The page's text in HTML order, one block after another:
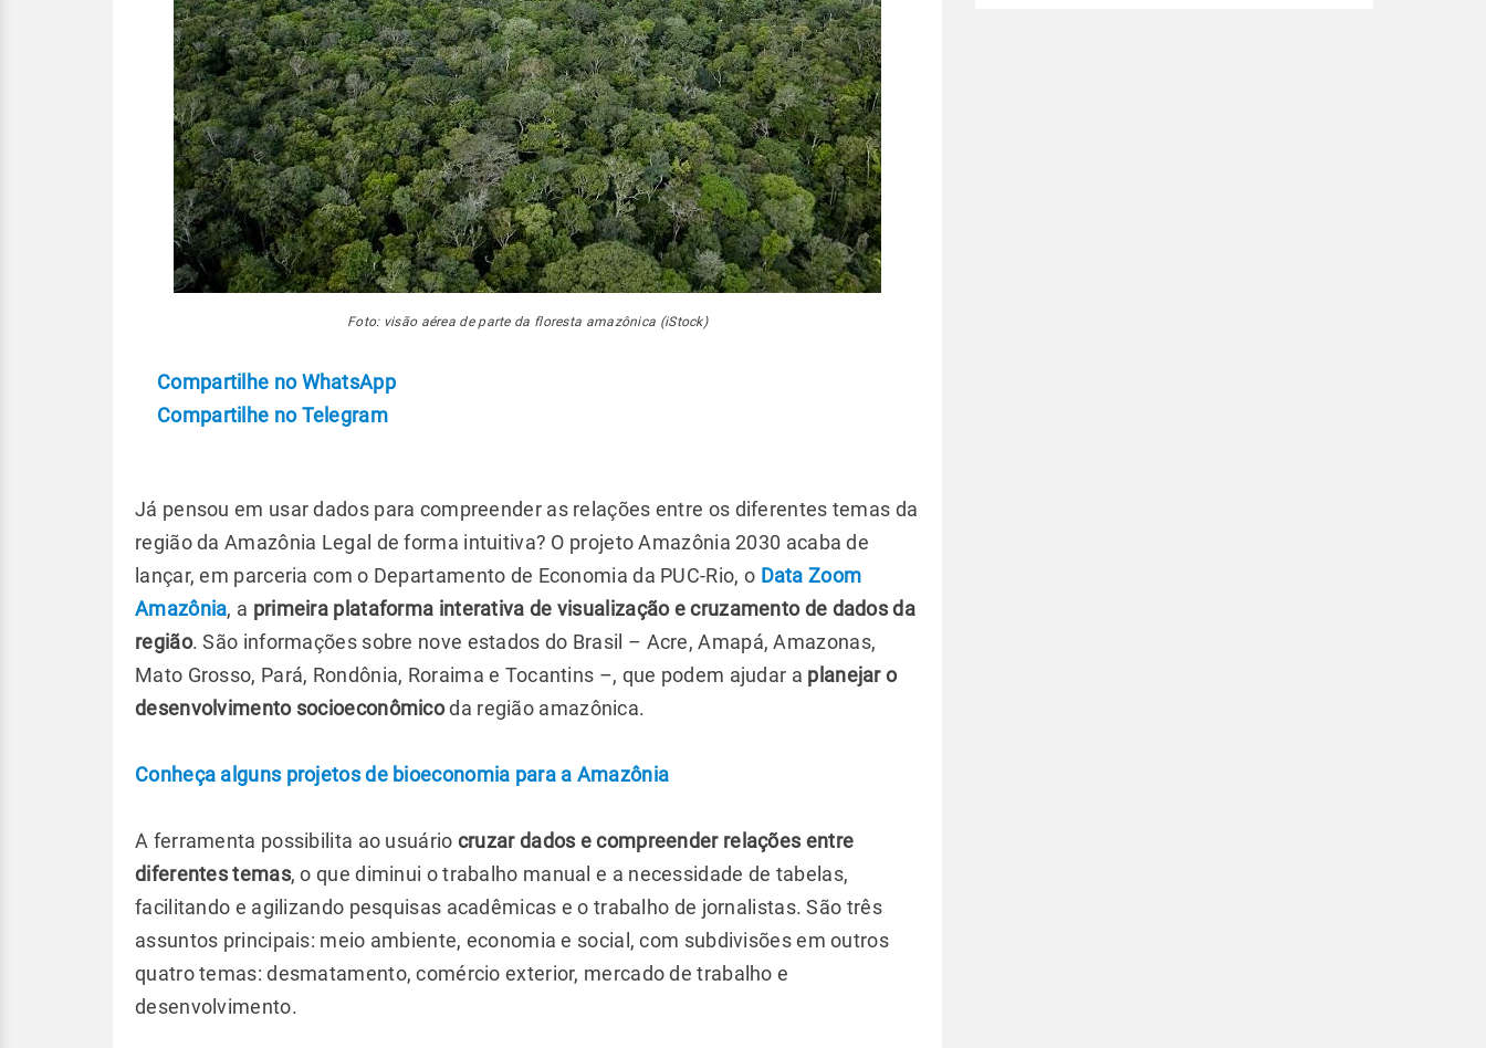
Foto: visão aérea de parte da floresta amazônica (iStock)
Compartilhe no WhatsApp
Compartilhe no Telegram
Já pensou em usar dados para compreender as relações entre os diferentes temas da
região da Amazônia Legal de forma intuitiva? O projeto Amazônia 2030 acaba de
lançar, em parceria com o Departamento de Economia da PUC-Rio, o Data Zoom
Amazônia, a primeira plataforma interativa de visualização e cruzamento de dados da
região. São informações sobre nove estados do Brasil – Acre, Amapá, Amazonas,
Mato Grosso, Pará, Rondônia, Roraima e Tocantins –, que podem ajudar a planejar o
desenvolvimento socioeconômicoda região amazônica.
Conheça alguns projetos de bioeconomia para a Amazônia
A ferramenta possibilita ao usuário cruzar dados e compreender relações entre
diferentes temas, o que diminui o trabalho manual e a necessidade de tabelas,
facilitando e agilizando pesquisas acadêmicas e o trabalho de jornalistas. São três
assuntos principais: meio ambiente, economia e social, com subdivisões em outros
quatro temas: desmatamento, comércio exterior, mercado de trabalho e
desenvolvimento.